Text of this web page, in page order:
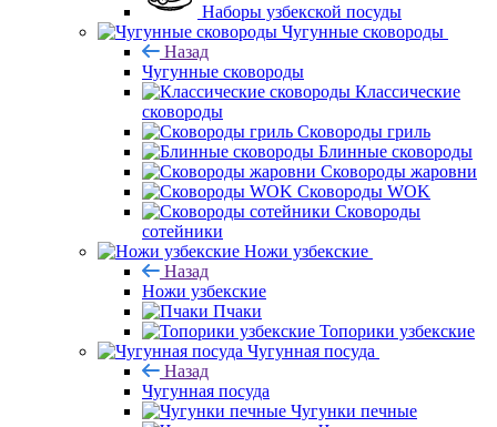
Наборы узбекской посуды
Чугунные сковороды
Назад
Чугунные сковороды
Классические
сковороды
Сковороды гриль
Блинные сковороды
Сковороды жаровни
Сковороды WOK
Сковороды
сотейники
Ножи узбекские
Назад
Ножи узбекские
Пчаки
Топорики узбекские
Чугунная посуда
Назад
Чугунная посуда
Чугунки печные